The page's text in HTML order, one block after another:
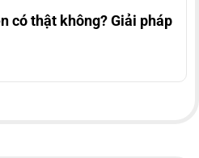
có thật không? Giải pháp